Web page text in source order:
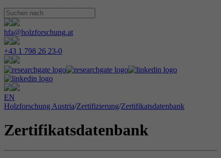
hfa@holzforschung.at
+43 1 798 26 23-0
EN
Holzforschung Austria/Zertifizierung/Zertifikatsdatenbank
Zertifikatsdatenbank